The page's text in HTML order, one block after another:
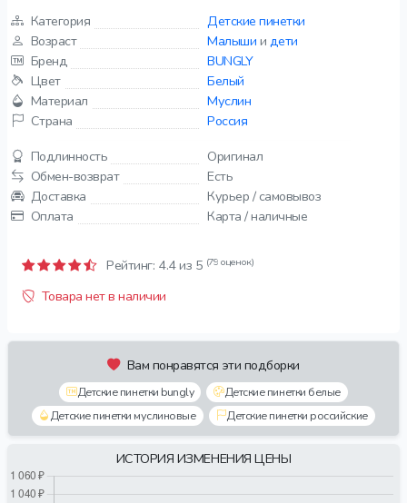
Категория
Детские пинетки
Возраст
Малыши и дети
Бренд
BUNGLY
Цвет
Белый
Материал
Муслин
Страна
Россия
Подлинность
Оригинал
Обмен-возврат
Есть
Доставка
Курьер / самовывоз
Оплата
Карта / наличные
Рейтинг: 4.4из 5 (79 оценок)
Товара нет в наличии
Вам понравятся эти подборки
Детские пинетки bungly
Детские пинетки белые
Детские пинетки муслиновые
Детские пинетки российские
ИСТОРИЯ ИЗМЕНЕНИЯ ЦЕНЫ